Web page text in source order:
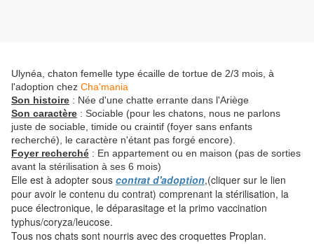
Ulynéa, chaton femelle type écaille de tortue de 2/3 mois, à
l'adoption chez Cha'mania
Son histoire : Née d'une chatte errante dans l'Ariège
Son caractère : Sociable (pour les chatons, nous ne parlons
juste de sociable, timide ou craintif (foyer sans enfants
recherché), le caractère n'étant pas forgé encore).
Foyer recherché : En appartement ou en maison (pas de sorties
avant la stérilisation à ses 6 mois)
Elle est à adopter sous contrat d'adoption,(cliquer sur le lien
pour avoir le contenu du contrat) comprenant la stérilisation, la
puce électronique, le déparasitage et la primo vaccination
typhus/coryza/leucose.
Tous nos chats sont nourris avec des croquettes Proplan.